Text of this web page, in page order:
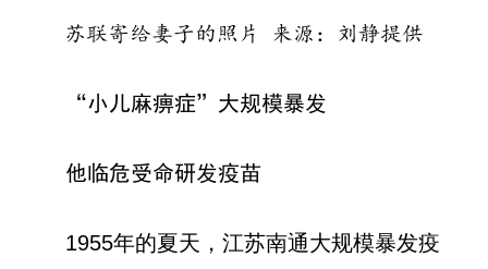
苏联寄给妻子的照片 来源：刘静提供
“小儿麻痹症”大规模暴发
他临危受命研发疫苗
1955年的夏天，江苏南通大规模暴发疫